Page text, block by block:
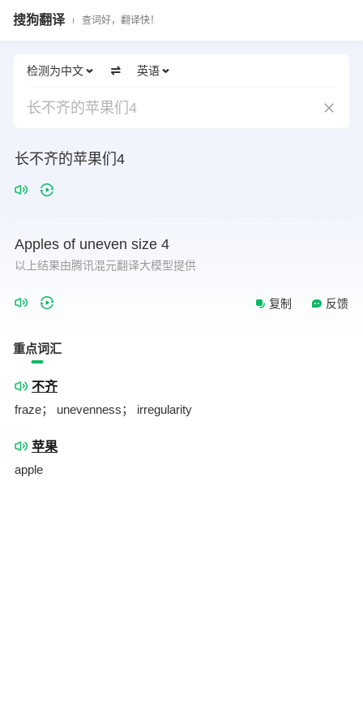
搜狗翻译 查词好，翻译快！
检测为中文 英语
长不齐的苹果们4
长不齐的苹果们4
Apples of uneven size 4
以上结果由腾讯混元翻译大模型提供
复制 反馈
重点词汇
不齐
fraze； unevenness； irregularity
苹果
apple